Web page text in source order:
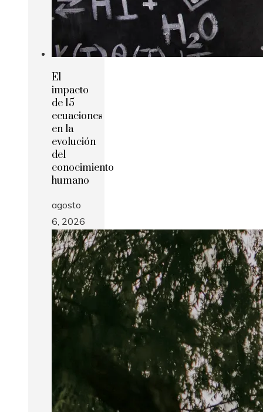
El
impacto
de 15
ecuaciones
en la
evolución
del
conocimiento
humano
agosto
6, 2026